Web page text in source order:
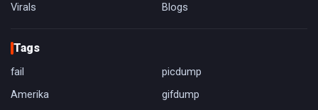
Virals
Blogs
Tags
fail
picdump
Amerika
gifdump